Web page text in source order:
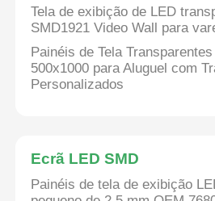
Produtos
Tela de exibição de LED
SMD1921 Video Wall para
Painéis de Tela
500x1000 para Aluguel com
Personalizados
Ecrã LED SMD
Painéis de tela de exibição